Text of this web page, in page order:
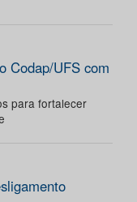
Codap/UFS com
para fortalecer